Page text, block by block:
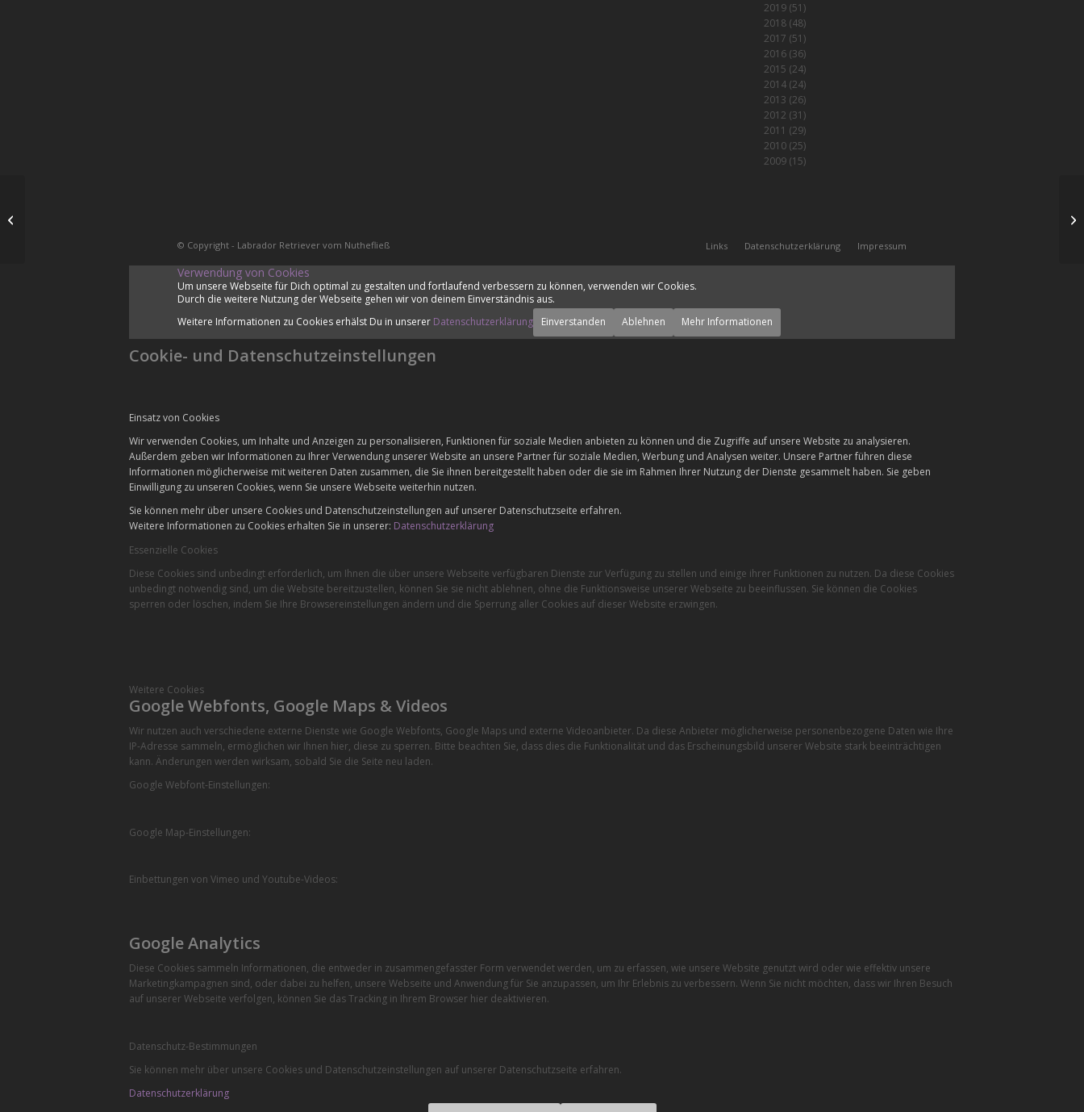
2019(51)
2018(48)
2017 (51)
2016(36)
2015 (24)
2014(24)
2013 (26)
2012 (31)
2011 (29)
2010(25)
2009(15)
© Copyright - Labrador Retriever vom Nuthefließ Links Datenschutzerklärung Impressum
Verwendung von Cookies
Um unsere Webseite für Dich optimal zu gestalten und fortlaufend verbessern zu können, verwenden wir Cookies.
Durch die weitere Nutzung der Webseite gehen wir von deinem Einverständnis aus.
Weitere Informationen zu Cookies erhälst Du in unserer Datenschutzerklärung Einverstanden Ablehnen Mehr Informationen
Cookie- und Datenschutzeinstellungen
Einsatz von Cookies
Wir verwenden Cookies, um Inhalte und Anzeigen zu personalisieren, Funktionen für soziale Medien anbieten zu können und die Zugriffe auf unsere Website zu analysieren.
Außerdem geben wir Informationen zu Ihrer Verwendung unserer Website an unsere Partner für soziale Medien, Werbung und Analysen weiter. Unsere Partner führen diese
Informationen möglicherweise mit weiteren Daten zusammen, die Sie ihnen bereitgestellt haben oder die sie im Rahmen Ihrer Nutzung der Dienste gesammelt haben. Sie geben
Einwilligung zu unseren Cookies, wenn Sie unsere Webseite weiterhin nutzen.
Sie können mehr über unsere Cookies und Datenschutzeinstellungen auf unserer Datenschutzseite erfahren.
Weitere Informationen zu Cookies erhalten Sie in unserer: Datenschutzerklärung
Essenzielle Cookies
Diese Cookies sind unbedingt erforderlich, um Ihnen die über unsere Webseite verfügbaren Dienste zur Verfügung zu stellen und einige ihrer Funktionen zu nutzen. Da diese Cookies
unbedingt notwendig sind, um die Website bereitzustellen, können Sie sie nicht ablehnen, ohne die Funktionsweise unserer Webseite zu beeinflussen. Sie können die Cookies
sperren oder löschen, indem Sie Ihre Browsereinstellungen ändern und die Sperrung aller Cookies auf dieser Website erzwingen.
Weitere Cookies
Google Webfonts, Google Maps & Videos
Wir nutzen auch verschiedene externe Dienste wie Google Webfonts, Google Maps und externe Videoanbieter. Da diese Anbieter möglicherweise personenbezogene Daten wie Ihre
IP-Adresse sammeln, ermöglichen wir Ihnen hier, diese zu sperren. Bitte beachten Sie, dass dies die Funktionalität und das Erscheinungsbild unserer Website stark beeinträchtigen
kann. Änderungen werden wirksam, sobald Sie die Seite neu laden.
Google Webfont-Einstellungen:
Google Map-Einstellungen:
Einbettungen von Vimeo und Youtube-Videos:
Google Analytics
Diese Cookies sammeln Informationen, die entweder in zusammengefasster Form verwendet werden, um zu erfassen, wie unsere Website genutzt wird oder wie effektiv unsere
Marketingkampagnen sind, oder dabei zu helfen, unsere Webseite und Anwendung für Sie anzupassen, um Ihr Erlebnis zu verbessern. Wenn Sie nicht möchten, dass wir Ihren Besuch
auf unserer Webseite verfolgen, können Sie das Tracking in Ihrem Browser hier deaktivieren.
Datenschutz-Bestimmungen
Sie können mehr über unsere Cookies und Datenschutzeinstellungen auf unserer Datenschutzseite erfahren.
Datenschutzerklärung